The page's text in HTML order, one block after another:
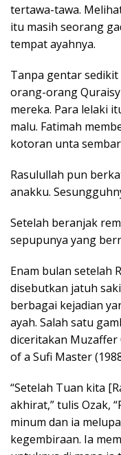
tertawa-tawa.
itu masih seorang
tempat ayahnya.
Tanpa gentar
orang-orang
mereka. Para lelaki
malu. Fatimah
kotoran unta
Rasulullah pun
anakku.
Setelah beranjak
sepupunya yang
Enam bulan setelah
disebutkan jatuh
berbagai kejadian
ayah. Salah satu
diceritakan Muzaffer
of a Sufi Master
“Setelah Tuan kita
akhirat,” tulis Ozak,
minum dan ia
kegembiraan. Ia